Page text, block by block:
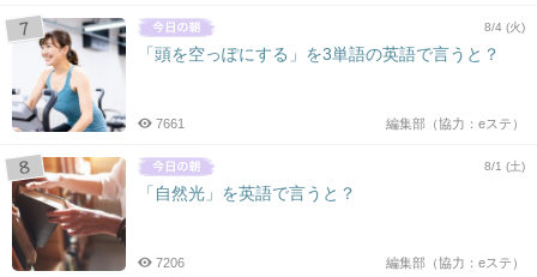
8/4 (火)
「頭を空っぽにする」を3単語の英語で言うと？
編集部（協力：eステ）
7661
8/1 (土)
「自然光」を英語で言うと？
編集部（協力：eステ）
7206